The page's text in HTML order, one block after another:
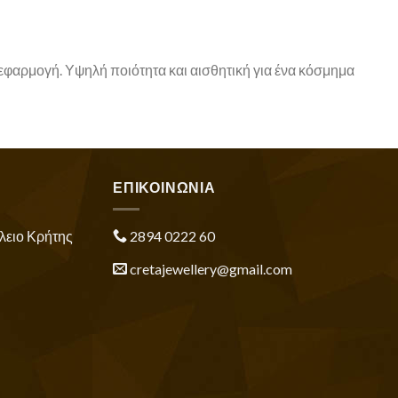
Υψηλή ποιότητα και αισθητική για ένα κόσμημα
Κρήτης
ΕΠΙΚΟΙΝΩΝΙΑ
2894 0222 60
cretajewellery@gmail.com